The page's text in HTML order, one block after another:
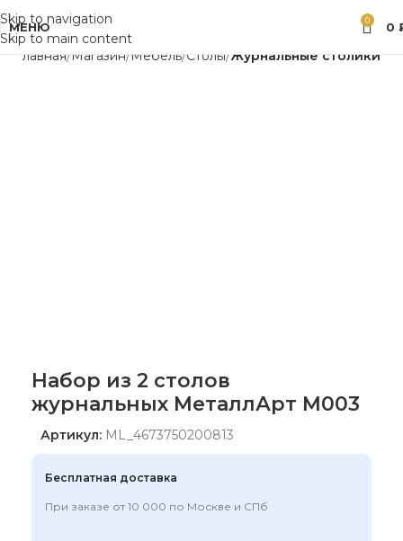
Skip to navigation
Skip to main content
МЕНЮ 0 0
Главная Магазин Мебель Столы Журнальные столики
Набор из 2 столов
журнальных МеталлАрт М003
Артикул: ML_4673750200813
Бесплатная доставка
При заказе от 10 000 по Москве и СПб